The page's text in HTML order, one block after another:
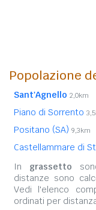
Popolazione
Sant'Agnello 2,0km
Piano di Sorrento
Positano (SA) 9,3km
Castellammare di
In grassetto
distanze sono
Vedi l'elenco
ordinati per